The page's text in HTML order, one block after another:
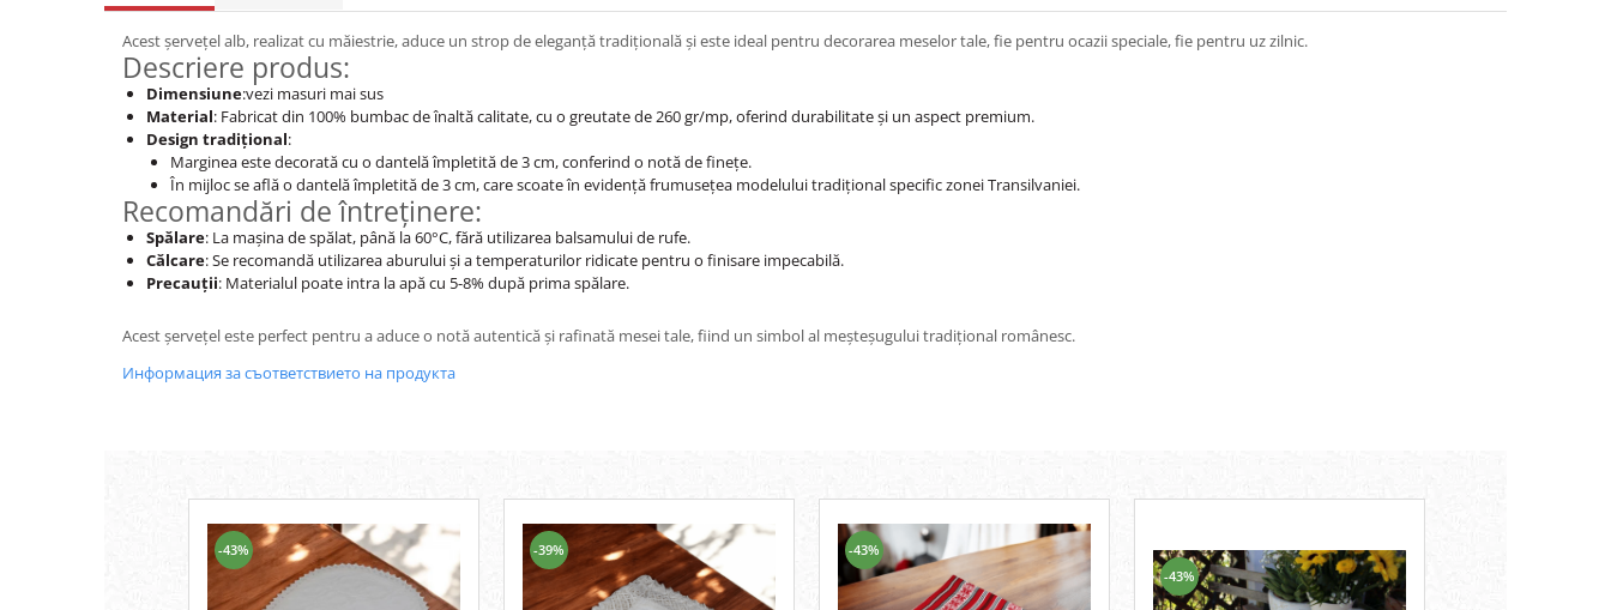
Acest șervețel alb, realizat cu măiestrie, aduce un strop de eleganță tradițională și este ideal pentru decorarea meselor tale, fie pentru ocazii speciale, fie pentru uz zilnic.
Descriere produs:
Dimensiune:vezi masuri mai sus
Material: Fabricat din 100% bumbac de înaltă calitate, cu o greutate de 260 gr/mp, oferind durabilitate și un aspect premium.
Design tradițional:
Marginea este decorată cu o dantelă împletită de 3 cm, conferind o notă de finețe.
În mijloc se află o dantelă împletită de 3 cm, care scoate în evidență frumusețea modelului tradițional specific zonei Transilvaniei.
Recomandări de întreținere:
Spălare: La mașina de spălat, până la 60°C, fără utilizarea balsamului de rufe.
Călcare: Se recomandă utilizarea aburului și a temperaturilor ridicate pentru o finisare impecabilă.
Precauții: Materialul poate intra la apă cu 5-8% după prima spălare.
Acest șervețel este perfect pentru a aduce o notă autentică și rafinată mesei tale, fiind un simbol al meșteșugului tradițional românesc.
Информация за съответствието на продукта
-43% -39% -43%
-43%